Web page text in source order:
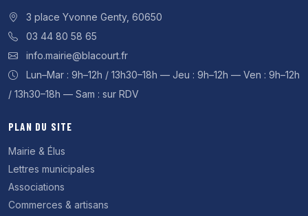
3 place Yvonne Genty, 60650
03 44 80 58 65
info.mairie@blacourt.fr
Lun–Mar : 9h–12h / 13h30–18h — Jeu : 9h–12h — Ven : 9h–12h
/ 13h30–18h — Sam : sur RDV
PLAN DU SITE
Mairie & Élus
Lettres municipales
Associations
Commerces & artisans